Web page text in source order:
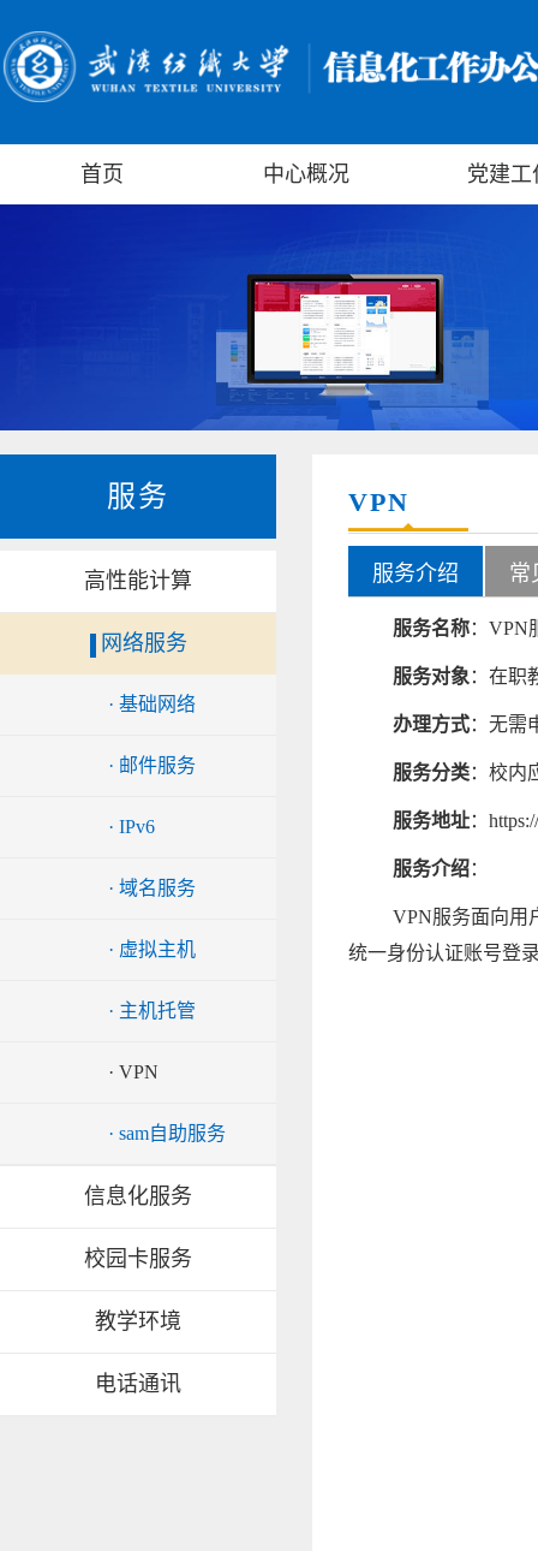
首页 中心概况 党建工
服务
高性能计算
网络服务
· 基础网络
· 邮件服务
· IPv6
· 域名服务
· 虚拟主机
· 主机托管
· VPN
· sam自助服务
信息化服务
校园卡服务
教学环境
电话通讯
VPN
服务介绍 常
服务名称：VPN
服务对象 ：在职
办理方式：无需
服务分类：校内
服务地址：
服务介绍：
VPN服务面向用
统一身份认证账号登